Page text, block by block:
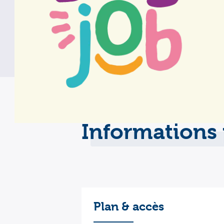
4 places + 2 places
Service qui fonctionne
Pas de pédiatrie
Informations
Plan & accès